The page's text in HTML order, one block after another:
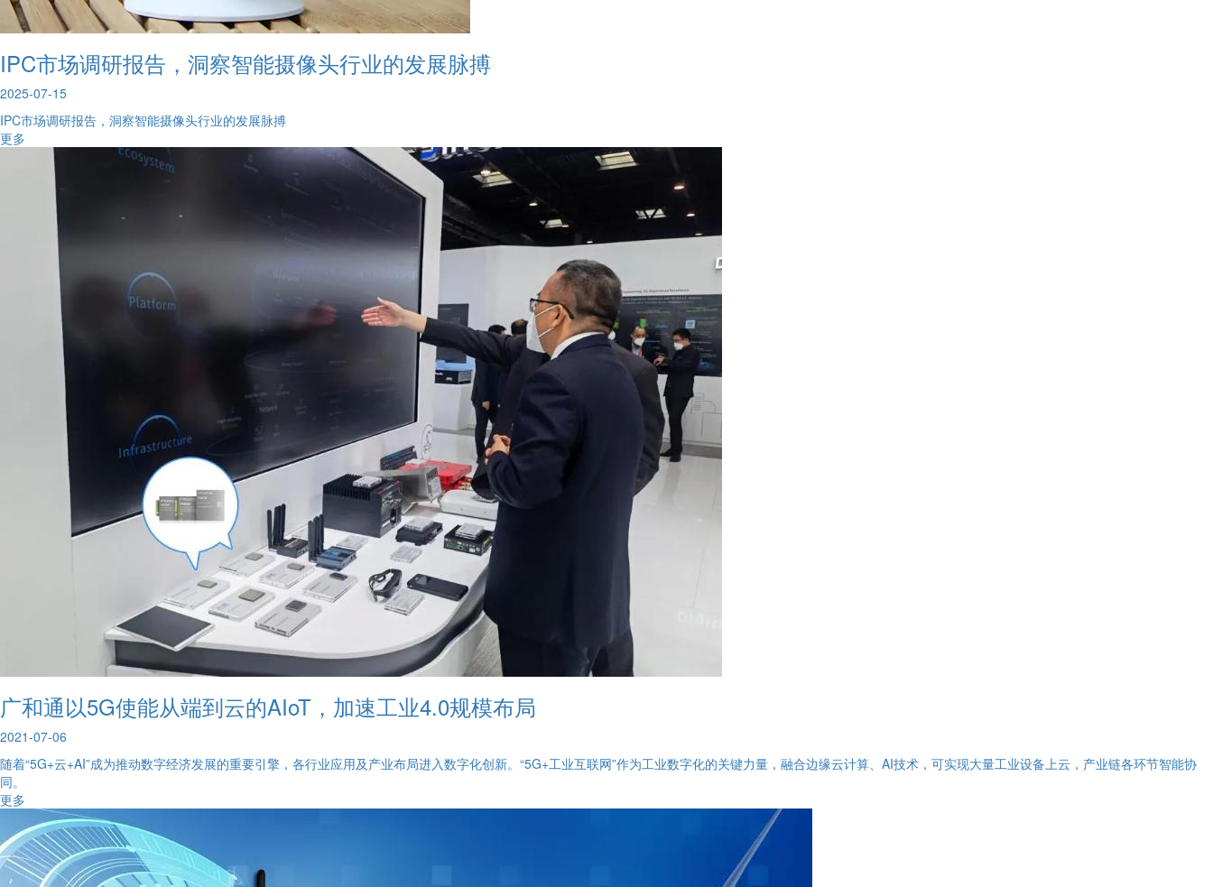
IPC市场调研报告，洞察智能摄像头行业的发展脉搏
2025-07-15
IPC市场调研报告，洞察智能摄像头行业的发展脉搏
更多
广和通以5G使能从端到云的AIoT，加速工业4.0规模布局
2021-07-06
随着“5G+云+AI”成为推动数字经济发展的重要引擎，各行业应用及产业布局进入数字化创新。“5G+工业互联网”作为工业数字化的关键力量，融合边缘云计算、AI技术，可实现大量工业设备上云，产业链各环节智能协
同。
更多